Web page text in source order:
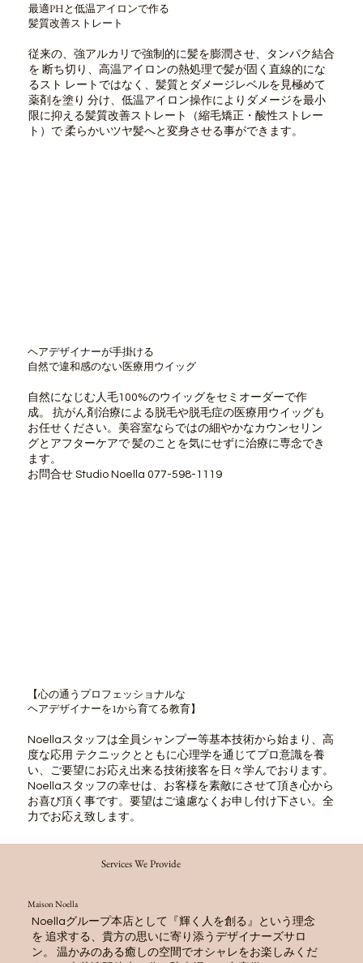
【心の通うプロフェッショナルな
ヘアデザイナーを1から育てる教育】
Noellaスタッフは全員シャンプー等基本技術から始まり、高
度な応用 テクニックとともに心理学を通じてプロ意識を養
い、ご要望にお応え出来る技術接客を日々学んでおります。
Noellaスタッフの幸せは、お客様を素敵にさせて頂き心から
お喜び頂く事です。要望はご遠慮なくお申し付け下さい。全
力でお応え致します。
最適PHと低温アイロンで作る
髪質改善ストレート
従来の、強アルカリで強制的に髪を膨潤させ、タンパク結合
を 断ち切り、高温アイロンの熱処理で髪が固く直線的にな
るスト レートではなく、髪質とダメージレベルを見極めて
薬剤を塗り 分け、低温アイロン操作によりダメージを最小
限に抑える髪質改善ストレート（縮毛矯正・酸性ストレー
ト）で 柔らかいツヤ髪へと変身させる事ができます。
ヘアデザイナーが手掛ける
自然で違和感のない医療用ウイッグ
自然になじむ人毛100%のウイッグをセミオーダーで作
成。 抗がん剤治療による脱毛や脱毛症の医療用ウイッグも
お任せください。美容室ならではの細やかなカウンセリン
グとアフターケアで 髪のことを気にせずに治療に専念でき
ます。
お問合せ Studio Noella 077-598-1119
Services We Provide
Maison Noella
Noellaグループ本店として『輝く人を創る』という理念
を 追求する、貴方の思いに寄り添うデザイナーズサロ
ン。 温かみのある癒しの空間でオシャレをお楽しみくだ